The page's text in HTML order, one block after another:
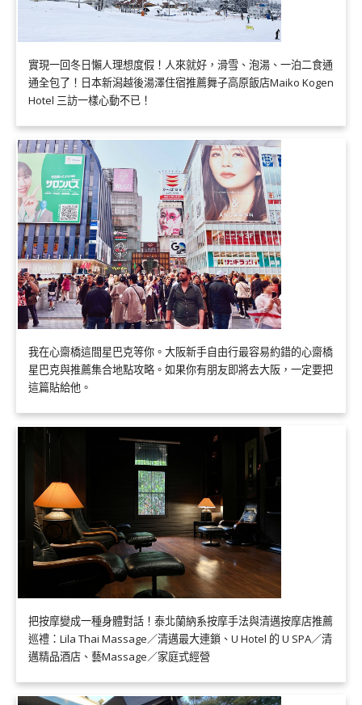
實現一回冬日懶人理想度假！人來就好，滑雪、泡湯、一泊二食通
通全包了！日本新潟越後湯澤住宿推薦舞子高原飯店Maiko Kogen
Hotel 三訪一樣心動不已！
我在心齋橋這間星巴克等你。大阪新手自由行最容易約錯的心齋橋
星巴克與推薦集合地點攻略。如果你有朋友即將去大阪，一定要把
這篇貼給他。
把按摩變成一種身體對話！泰北蘭納系按摩手法與清邁按摩店推薦
巡禮：Lila Thai Massage／清邁最大連鎖、U Hotel 的 U SPA／清
邁精品酒店、藝Massage／家庭式經營